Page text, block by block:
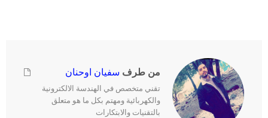
من طرف سفيان اوحنان
تقني متخصص في الهندسة الالكترونية
والكهربائية ومهتم بكل ما هو متعلق
بالتقنيات والابتكارات